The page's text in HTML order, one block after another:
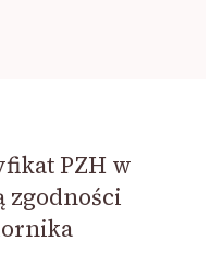
PZH w
zgodności